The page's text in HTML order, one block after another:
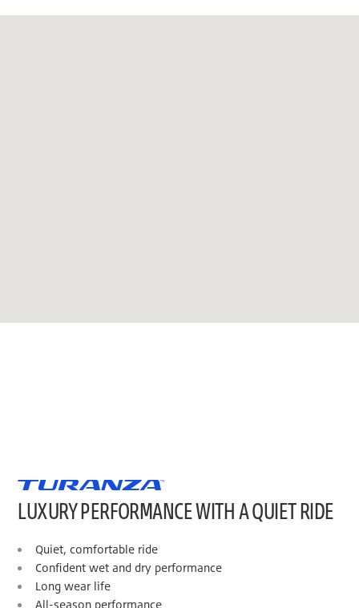
LUXURY PERFORMANCE WITH A QUIET RIDE
Quiet, comfortable ride
Confident wet and dry performance
Long wear life
All-season performance